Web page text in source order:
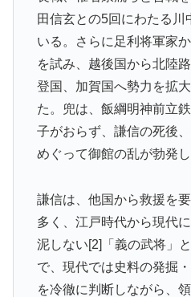
田信玄との5回にわたる川
いる。さらに足利将軍家
を試み、越後国から北陸
登国、加賀国へ勢力を拡
た。兜は、飯綱明神前立
子がおらず、謙信の死後
めぐって御館の乱が勃発し
謙信は、他国から救援を
多く、江戸時代から現代
泥しない[2]「義の武将」
で、現代では史料の発掘
を冷徹に判断しながら、